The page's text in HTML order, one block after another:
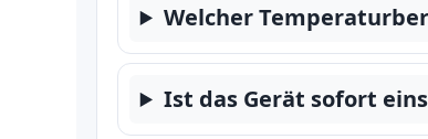
Welcher
Ist das Gerät sofort